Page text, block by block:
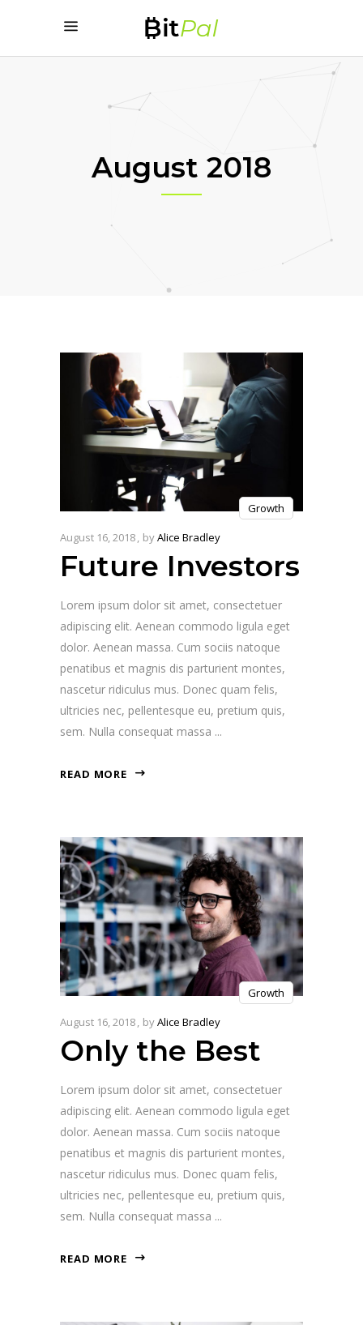
August 2018
Growth
August 16, 2018 byAlice Bradley
Future Investors
Lorem ipsum dolor sit amet, consectetuer
adipiscing elit. Aenean commodo ligula eget
dolor. Aenean massa. Cum sociis natoque
penatibus et magnis dis parturient montes,
nascetur ridiculus mus. Donec quam felis,
ultricies nec, pellentesque eu, pretium quis,
sem. Nulla consequat massa
READ MORE
Growth
August 16, 2018 byAlice Bradley
Only the Best
Lorem ipsum dolor sit amet, consectetuer
adipiscing elit. Aenean commodo ligula eget
dolor. Aenean massa. Cum sociis natoque
penatibus et magnis dis parturient montes,
nascetur ridiculus mus. Donec quam felis,
ultricies nec, pellentesque eu, pretium quis,
sem. Nulla consequat massa
READ MORE